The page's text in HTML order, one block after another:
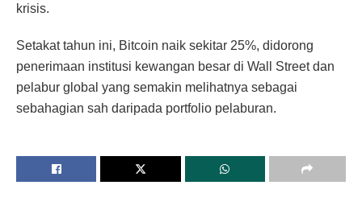
krisis.
Setakat tahun ini, Bitcoin naik sekitar 25%, didorong
penerimaan institusi kewangan besar di Wall Street dan
pelabur global yang semakin melihatnya sebagai
sebahagian sah daripada portfolio pelaburan.